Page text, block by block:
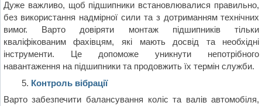
Дуже важливо, щоб підшипники встановлювалися правильно,
без використання надмірної сили та з дотриманням технічних
вимог. Варто довіряти монтаж підшипників тільки
кваліфікованим фахівцям, які мають досвід та необхідні
інструменти. Це допоможе уникнути непотрібного
навантаження на підшипники та продовжить їх термін служби.
Контроль вібрації
Варто забезпечити балансування коліс та валів автомобіля,